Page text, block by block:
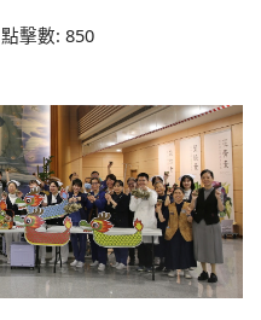
點擊數: 850